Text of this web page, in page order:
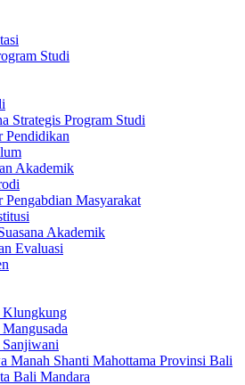
Studi
Strategis Program Studi
Pendidikan
Akademik
Pengabdian Masyarakat
Akademik
Evaluasi
Manah Shanti Mahottama Provinsi Bali
Bali Mandara